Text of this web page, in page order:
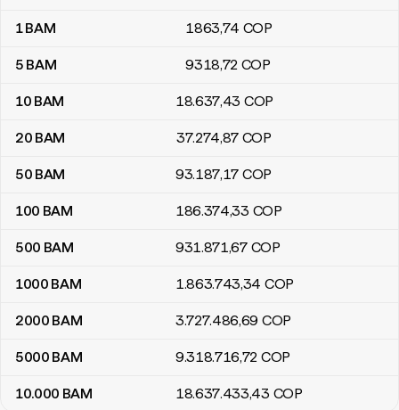
Tabla de conversión de marcos convertibles de Bosnia y
1BAM 1863,74 COP
5 BAM 9318,72 COP
10 BAM 18.637,43 COP
20 BAM 37.274,87 COP
50 BAM 93.187,17 COP
100 BAM 186.374,33 COP
500 BAM 931.871,67 COP
1000 BAM 1.863.743,34 COP
2000 BAM 3.727.486,69 COP
5000 BAM 9.318.716,72 COP
10.000 BAM 18.637.433,43 COP